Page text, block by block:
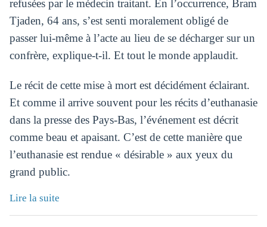
refusées par le médecin traitant. En l’occurrence, Bram
Tjaden, 64 ans, s’est senti moralement obligé de
passer lui-même à l’acte au lieu de se décharger sur un
confrère, explique-t-il. Et tout le monde applaudit.
Le récit de cette mise à mort est décidément éclairant.
Et comme il arrive souvent pour les récits d’euthanasie
dans la presse des Pays-Bas, l’événement est décrit
comme beau et apaisant. C’est de cette manière que
l’euthanasie est rendue « désirable » aux yeux du
grand public.
Lire la suite